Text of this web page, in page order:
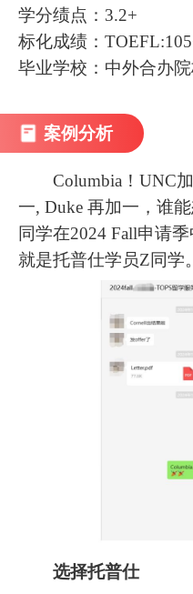
学分绩点：3.2+
标化成绩：
毕业学校：中外合办
案例分析
Columbia！UNC加
一, Duke 再加一，谁
同学在2024 Fall申请
就是托普仕学员Z同学。
选择托普仕